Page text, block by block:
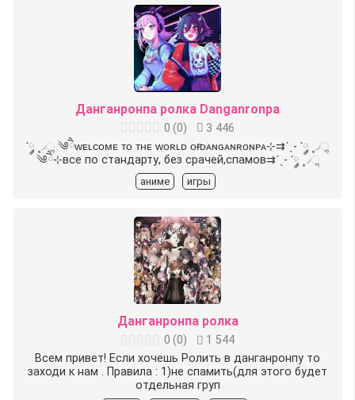
Данганронпа ролка Danganronpa
0 (0)
3 446
་༘ ۪۪◞ૢ ༄ཻᴡᴇʟᴄᴏᴍᴇ ᴛᴏ ᴛʜᴇ ᴡᴏʀʟᴅ ᴏғ ᴅᴀɴɢᴀɴʀᴏɴᴘᴀ⊹⇉️ˊˎ- ་༘ ۪۪◞ૢ
༄ཻ⊹все по стандарту, без срачей,спамов⇉ˊˎ- ་༘ ۪۪◞ૢ
аниме игры
Данганронпа ролка
0 (0)
1 544
Всем привет! Если хочешь Ролить в данганронпу то
заходи к нам . Правила : 1)не спамить(для этого будет
отдельная груп